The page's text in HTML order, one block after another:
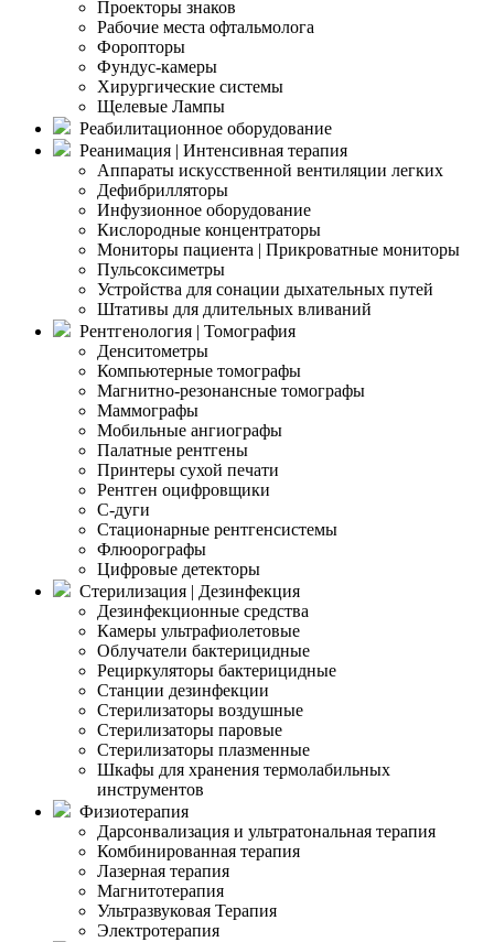
Проекторы знаков
Рабочие места офтальмолога
Форопторы
Фундус-камеры
Хирургические системы
Щелевые Лампы
Реабилитационное оборудование
Реанимация | Интенсивная терапия
Аппараты искусственной вентиляции легких
Дефибрилляторы
Инфузионное оборудование
Кислородные концентраторы
Мониторы пациента | Прикроватные мониторы
Пульсоксиметры
Устройства для сонации дыхательных путей
Штативы для длительных вливаний
Рентгенология | Томография
Денситометры
Компьютерные томографы
Магнитно-резонансные томографы
Маммографы
Мобильные ангиографы
Палатные рентгены
Принтеры сухой печати
Рентген оцифровщики
С-дуги
Стационарные рентгенсистемы
Флюорографы
Цифровые детекторы
Стерилизация | Дезинфекция
Дезинфекционные средства
Камеры ультрафиолетовые
Облучатели бактерицидные
Рециркуляторы бактерицидные
Станции дезинфекции
Стерилизаторы воздушные
Стерилизаторы паровые
Стерилизаторы плазменные
Шкафы для хранения термолабильных
инструментов
Физиотерапия
Дарсонвализация и ультратональная терапия
Комбинированная терапия
Лазерная терапия
Магнитотерапия
Ультразвуковая Терапия
Электротерапия